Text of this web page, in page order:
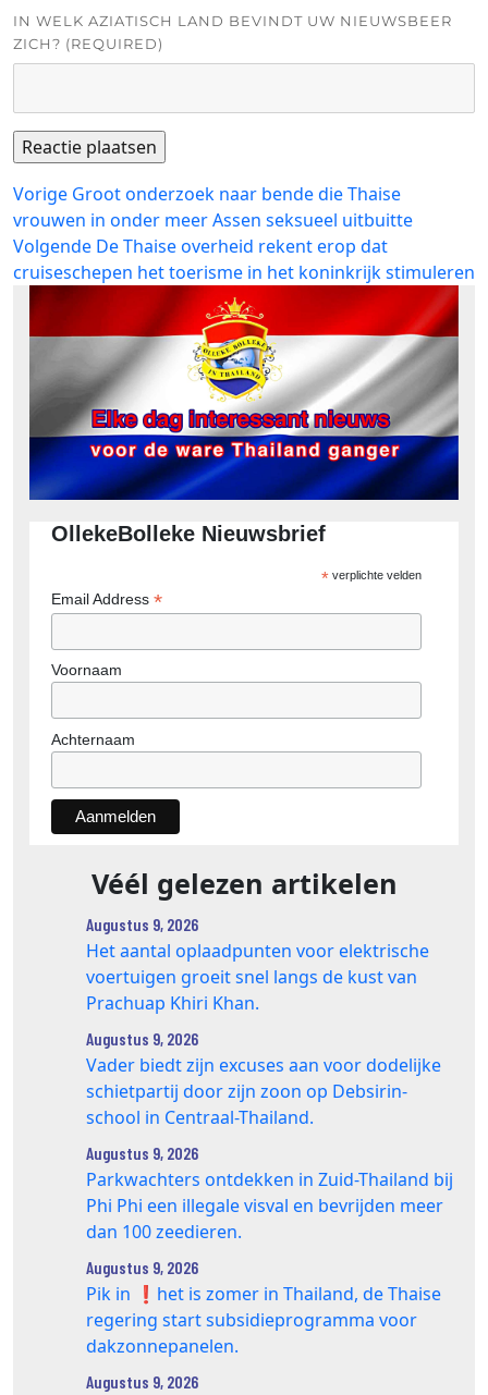
IN WELK AZIATISCH LAND BEVINDT UW NIEUWSBEER
ZICH? (REQUIRED)
Bericht
navigatie
Vorige Vorig
bericht:
Groot onderzoek naar bende die Thaise
vrouwen in onder meer Assen seksueel uitbuitte
Volgende Volgend
bericht:
De Thaise overheid rekent erop dat
cruiseschepen het toerisme in het koninkrijk stimuleren
OllekeBolleke Nieuwsbrief
*verplichte velden
Email Address *
Voornaam
Achternaam
Véél gelezen artikelen
Augustus 9, 2026
Het aantal oplaadpunten voor elektrische
voertuigen groeit snel langs de kust van
Prachuap Khiri Khan.
Augustus 9, 2026
Vader biedt zijn excuses aan voor dodelijke
schietpartij door zijn zoon op Debsirin-
school in Centraal-Thailand.
Augustus 9, 2026
Parkwachters ontdekken in Zuid-Thailand bij
Phi Phi een illegale visval en bevrijden meer
dan 100 zeedieren.
Augustus 9, 2026
Pik in ❗️het is zomer in Thailand, de Thaise
regering start subsidieprogramma voor
dakzonnepanelen.
Augustus 9, 2026